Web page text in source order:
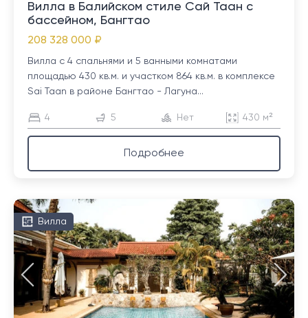
Вилла в Балийском стиле Сай Таан с
бассейном, Бангтао
208 328 000 ₽
Вилла с 4 спальнями и 5 ванными комнатами
площадью 430 кв.м. и участком 864 кв.м. в комплексе
Sai Taan в районе Бангтао - Лагуна...
4 5 Нет 430 м²
Подробнее
Вилла